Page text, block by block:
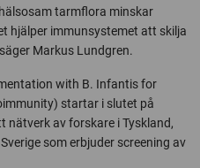
tarmflora minskar
hjälper immunsystemet att skilja
Markus Lundgren.
with B. Infantis for
startar i slutet på
nätverk av forskare i Tyskland,
som erbjuder screening av